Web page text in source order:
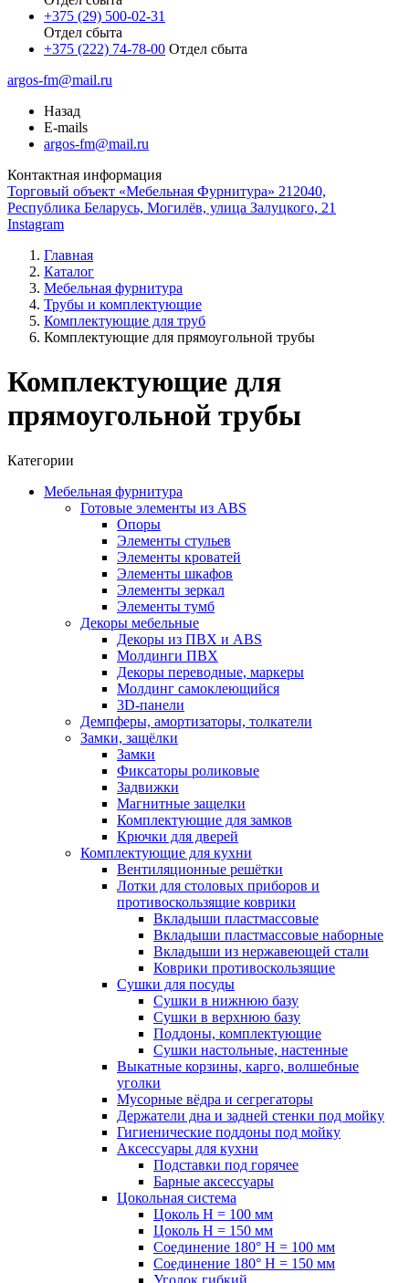
+375 (29) 500-02-31
Отдел сбыта
+375 (222) 74-78-00 Отдел сбыта
argos-fm@mail.ru
Назад
E-mails
argos-fm@mail.ru
Контактная информация
Торговый объект «Мебельная Фурнитура» 212040,
Республика Беларусь, Могилёв, улица Залуцкого, 21
Instagram
Главная
Каталог
Мебельная фурнитура
Трубы и комплектующие
Комплектующие для труб
Комплектующие для прямоугольной трубы
Комплектующие для
прямоугольной трубы
Категории
Мебельная фурнитура
Готовые элементы из ABS
Опоры
Элементы стульев
Элементы кроватей
Элементы шкафов
Элементы зеркал
Элементы тумб
Декоры мебельные
Декоры из ПВХ и ABS
Молдинги ПВХ
Декоры переводные, маркеры
Молдинг самоклеющийся
3D-панели
Демпферы, амортизаторы, толкатели
Замки, защёлки
Замки
Фиксаторы роликовые
Задвижки
Магнитные защелки
Комплектующие для замков
Крючки для дверей
Комплектующие для кухни
Вентиляционные решётки
Лотки для столовых приборов и
противоскользящие коврики
Вкладыши пластмассовые
Вкладыши пластмассовые наборные
Вкладыши из нержавеющей стали
Коврики противоскользящие
Сушки для посуды
Сушки в нижнюю базу
Сушки в верхнюю базу
Поддоны, комплектующие
Сушки настольные, настенные
Выкатные корзины, карго, волшебные
уголки
Мусорные вёдра и сегрегаторы
Держатели дна и задней стенки под мойку
Гигиенические поддоны под мойку
Аксессуары для кухни
Подставки под горячее
Барные аксессуары
Цокольная система
Цоколь H = 100 мм
Цоколь H = 150 мм
Соединение 180° H = 100 мм
Соединение 180° H = 150 мм
Уголок гибкий